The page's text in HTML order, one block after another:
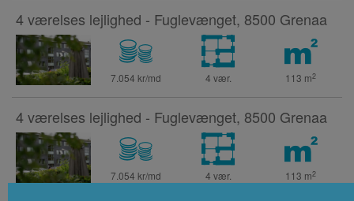
4 værelses lejlighed - Fuglevænget, 8500 Grenaa
7.054 kr/md 4 vær. 113 m2
4 værelses lejlighed - Fuglevænget, 8500 Grenaa
7.054 kr/md 4 vær. 113 m2